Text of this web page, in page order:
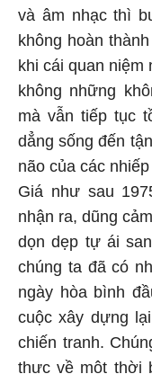
và âm nhạc thì
không hoàn
khi cái quan niệm
không những
mà vẫn tiếp tục
dẳng sống đến
não của các
Giá như sau
nhận ra, dũng
dọn dẹp tự ái
chúng ta đã có
ngày hòa bình
cuộc xây dựng
chiến tranh.
thực về một thời